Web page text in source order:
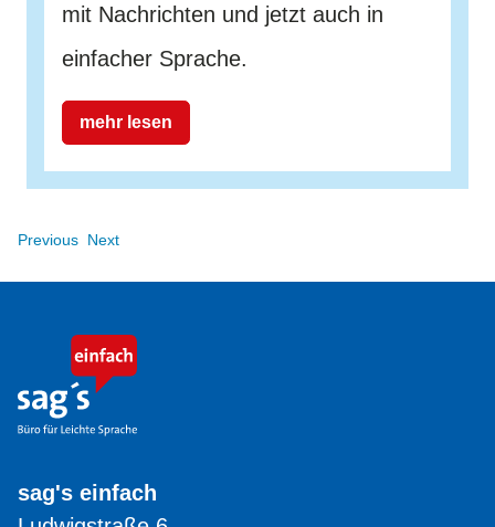
mit Nachrichten und jetzt auch in
einfacher Sprache.
mehr lesen
Previous Next
sag's einfach